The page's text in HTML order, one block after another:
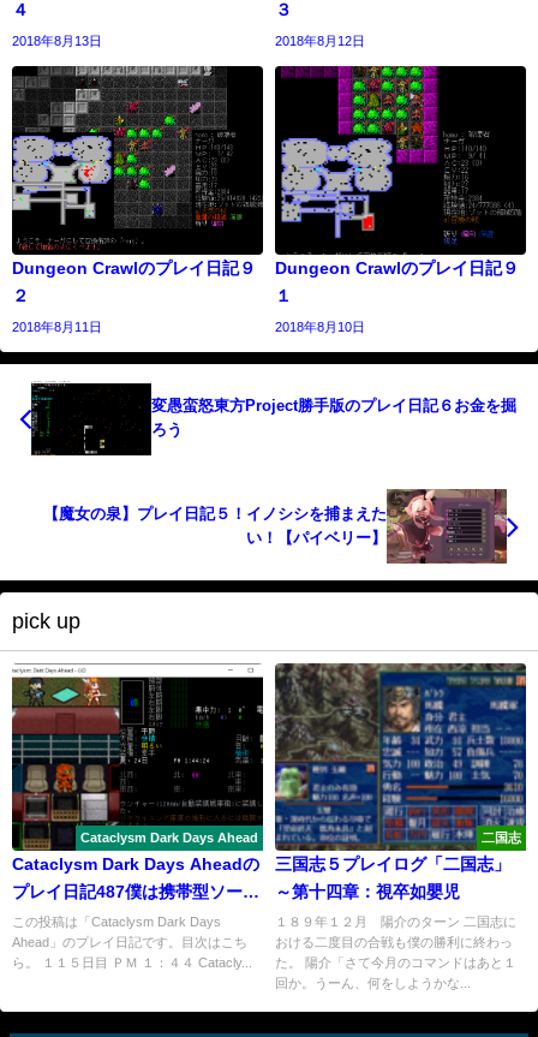
４
2018年8月13日
３
2018年8月12日
Dungeon Crawlのプレイ日記９
２
2018年8月11日
Dungeon Crawlのプレイ日記９
１
2018年8月10日
変愚蛮怒東方Project勝手版のプレイ日記６お金を掘
ろう
【魔女の泉】プレイ日記５！イノシシを捕まえた
い！【パイベリー】
pick up
Cataclysm Dark Days Ahead
Cataclysm Dark Days Aheadの
プレイ日記487僕は携帯型ソーラ
ーパネルを作った
この投稿は「Cataclysm Dark Days
Ahead」のプレイ日記です。目次はこち
ら。 １１５日目 ＰＭ １：４４ Catacly...
二国志
三国志５プレイログ「二国志」
～第十四章：視卒如嬰児
１８９年１２月 陽介のターン 二国志に
おける二度目の合戦も僕の勝利に終わっ
た。 陽介「さて今月のコマンドはあと１
回か。うーん、何をしようかな...